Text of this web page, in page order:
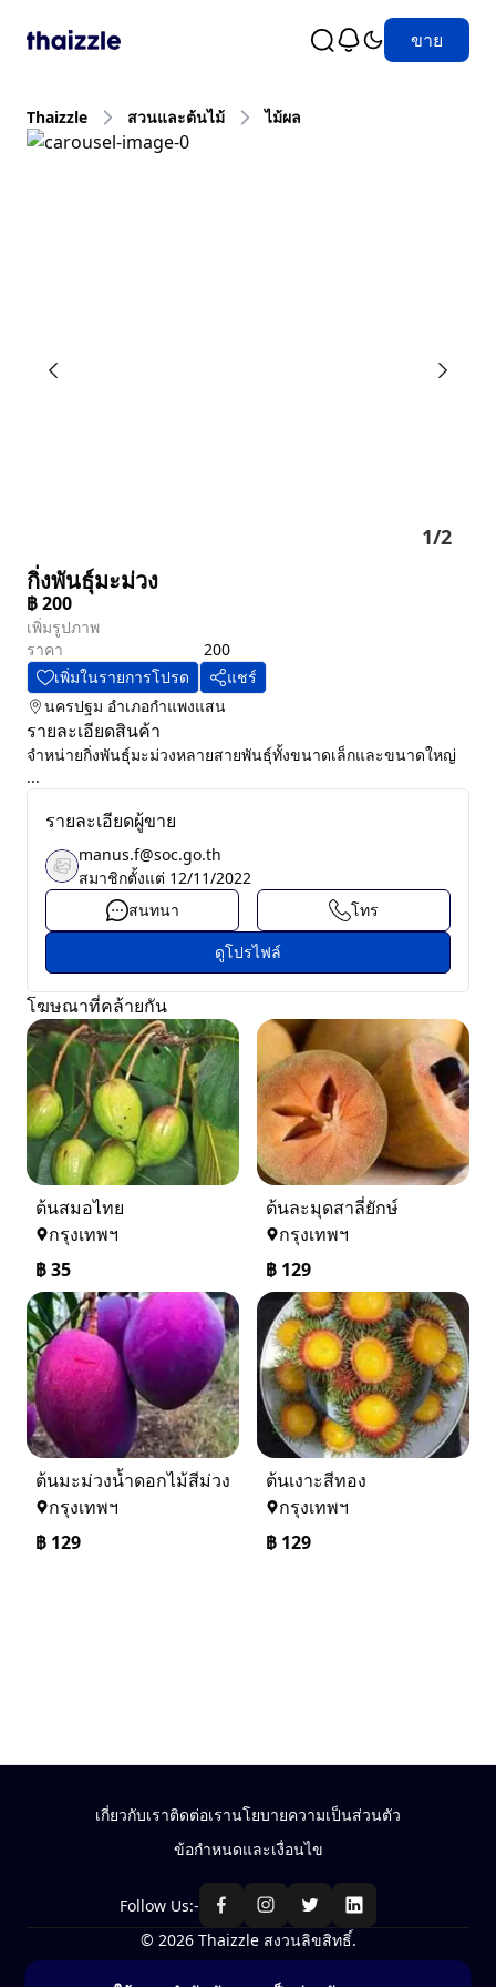
ขาย
Thaizzle สวนและต้นไม้ ไม้ผล
1/2
กิ่งพันธุ์มะม่วง
฿200
เพิ่มรูปภาพ
ราคา
200
เพิ่มในรายการโปรด
แชร์
นครปฐม อำเภอกำแพงแสน
รายละเอียดสินค้า
จำหน่ายกิ่งพันธุ์มะม่วงหลายสายพันธุ์ทั้งขนาดเล็กและขนาดใหญ่
...
รายละเอียดผู้ขาย
manus.f@soc.go.th
สมาชิกตั้งแต่ 12/11/2022
สนทนา
โทร
ดูโปรไฟล์
โฆษณาที่คล้ายกัน
ต้นสมอไทย
กรุงเทพฯ
฿35
ต้นละมุดสาลี่ยักษ์
กรุงเทพฯ
฿ 129
ต้นมะม่วงน้ำดอกไม้สีม่วง
กรุงเทพฯ
฿ 129
ต้นเงาะสีทอง
กรุงเทพฯ
฿ 129
เกี่ยวกับเราติดต่อเรานโยบายความเป็นส่วนตัว
ข้อกำหนดและเงื่อนไข
Follow Us:-
© 2026 Thaizzle สงวนลิขสิทธิ์.